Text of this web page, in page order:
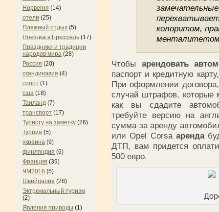
Норвегия (14)
отели (25)
Пляжный отдых (5)
Поездка в Брюссель (17)
Праздники и традиции
народов мира (28)
Россия (20)
скандинавия (4)
спорт (1)
сша (18)
Таиланд (7)
транспорт (17)
Туристу на заметку (26)
Турция (5)
украина (9)
финляндия (6)
Франция (39)
ЧМ2018 (5)
Швейцария (28)
Эктремальный туризм
(2)
Явления природы (1)
колоритом,
Чтобы арендовать
паспорт и кредитную
При оформлении
случай штрафов, которые
как вы сдадите
требуйте версию на
сумма за аренду
или Opel Corsa аренда
ДТП, вам придется
500 евро.